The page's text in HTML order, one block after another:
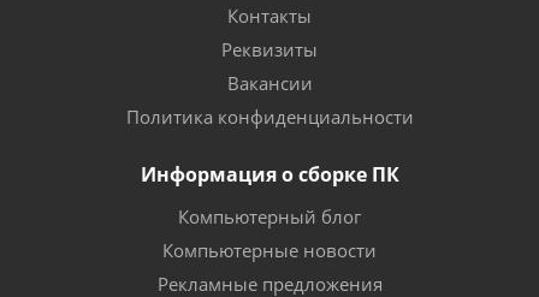
Контакты
Реквизиты
Вакансии
Политика конфиденциальности
Информация о сборке ПК
Компьютерный блог
Компьютерные новости
Рекламные предложения